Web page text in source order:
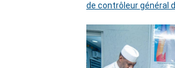
de contrôleur général